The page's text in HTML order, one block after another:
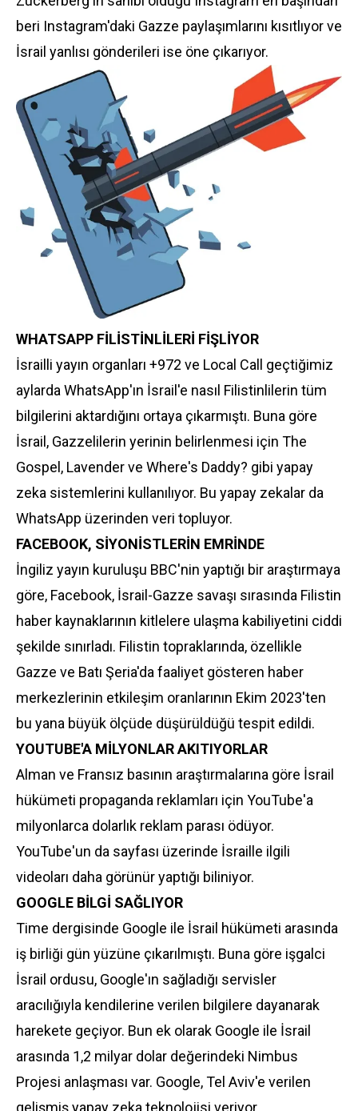
beri Instagram'daki Gazze paylaşımlarını kısıtlıyor ve
İsrail yanlısı gönderileri ise öne çıkarıyor.
WHATSAPP FİLİSTİNLİLERİ FİŞLİYOR
İsrailli yayın organları +972 ve Local Call geçtiğimiz
aylarda WhatsApp'ın İsrail'e nasıl Filistinlilerin tüm
bilgilerini aktardığını ortaya çıkarmıştı. Buna göre
İsrail, Gazzelilerin yerinin belirlenmesi için The
Gospel, Lavender ve Where's Daddy? gibi yapay
zeka sistemlerini kullanılıyor. Bu yapay zekalar da
WhatsApp üzerinden veri topluyor.
FACEBOOK, SİYONİSTLERİN EMRİNDE
İngiliz yayın kuruluşu BBC'nin yaptığı bir araştırmaya
göre, Facebook, İsrail-Gazze savaşı sırasında Filistin
haber kaynaklarının kitlelere ulaşma kabiliyetini ciddi
şekilde sınırladı. Filistin topraklarında, özellikle
Gazze ve Batı Şeria'da faaliyet gösteren haber
merkezlerinin etkileşim oranlarının Ekim 2023'ten
bu yana büyük ölçüde düşürüldüğü tespit edildi.
YOUTUBE'A MİLYONLAR AKITIYORLAR
Alman ve Fransız basının araştırmalarına göre İsrail
hükümeti propaganda reklamları için YouTube'a
milyonlarca dolarlık reklam parası ödüyor.
YouTube'un da sayfası üzerinde İsraille ilgili
videoları daha görünür yaptığı biliniyor.
GOOGLE BİLGİ SAĞLIYOR
Time dergisinde Google ile İsrail hükümeti arasında
iş birliği gün yüzüne çıkarılmıştı. Buna göre işgalci
İsrail ordusu, Google'ın sağladığı servisler
aracılığıyla kendilerine verilen bilgilere dayanarak
harekete geçiyor. Bun ek olarak Google ile İsrail
arasında 1,2 milyar dolar değerindeki Nimbus
Projesi anlaşması var. Google, Tel Aviv'e verilen
gelişmiş yapay zeka teknolojisi veriyor.